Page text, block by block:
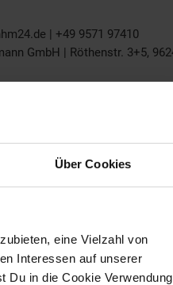
Über Cookies
eine Vielzahl von
Interessen auf unserer
Du in die Cookie Verwendung
| +49 9571 97410
GmbH | Röthenstr. 3+5,